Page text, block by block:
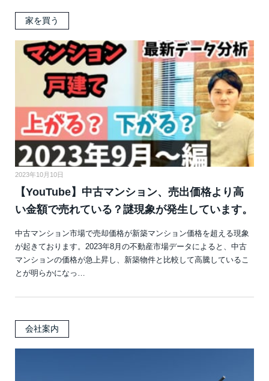
家を買う
2023年10月10日
【YouTube】中古マンション、売出価格より高
い金額で売れている？謎現象が発生しています。
中古マンション市場で売却価格が新築マンション価格を超える現象
が起きております。2023年8月の不動産市場データによると、中古
マンションの価格が急上昇し、新築物件と比較して高騰しているこ
とが明らかになっ…
会社案内